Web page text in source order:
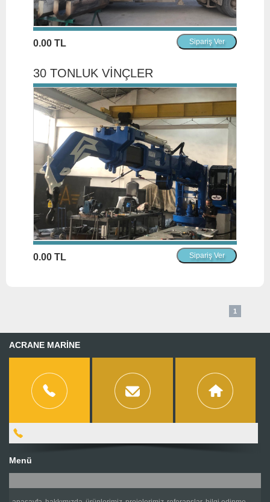
0.00 TL
30 TONLUK VİNÇLER
0.00 TL
1
ACRANE MARİNE
Menü